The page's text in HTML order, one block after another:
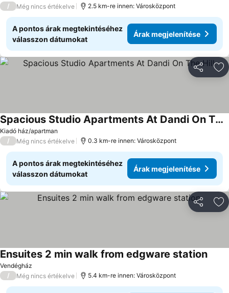
/ Még nincs értékelve 2.5 km-re innen: Városközpont
A pontos árak megtekintéséhez
válasszon dátumokat
Árak megjelenítése
Kiadó ház/apartman
Spacious Studio Apartments At Dandi On The Hill
Árak megjelenítése
/ Még nincs értékelve 0.3 km-re innen: Városközpont
A pontos árak megtekintéséhez
válasszon dátumokat
Árak megjelenítése
Vendégház
Ensuites 2 min walk from edgware stationÁrak
/ Még nincs értékelve 5.4 km-re innen: Városközpont